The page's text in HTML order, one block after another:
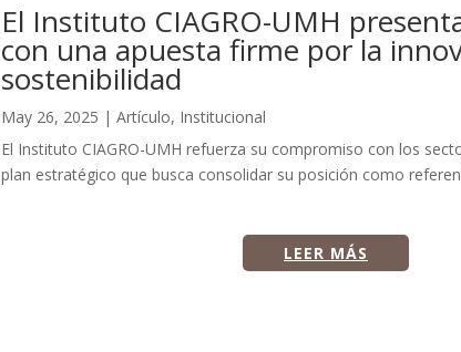
El Instituto CIAGRO-UMH
con una apuesta firme por la
sostenibilidad
May 26, 2025 |Artículo, Institucional
El Instituto CIAGRO-UMH refuerza su compromiso con los
plan estratégico que busca consolidar su posición como
LEER MÁS